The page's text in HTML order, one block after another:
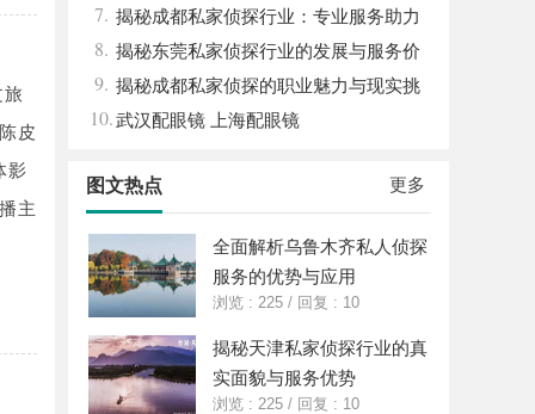
皮
影
主
展趋势
7. 揭秘成都私家侦探行业：专业服务助力
城市安宁
8. 揭秘东莞私家侦探行业的发展与服务价
值
9. 揭秘成都私家侦探的职业魅力与现实挑
战
10.武汉配眼镜 上海配眼镜
更多
图文热点
全面解析乌鲁木齐私人侦探
服务的优势与应用
浏览 : 225 / 回复 : 10
揭秘天津私家侦探行业的真
实面貌与服务优势
浏览 : 225 / 回复 : 10